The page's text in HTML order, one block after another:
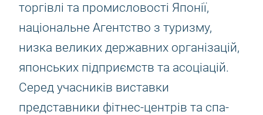
торгівлі та промисловості Японії,
національне Агентство з туризму,
низка великих державних організацій,
японських підприємств та асоціацій.
Серед учасників виставки
представники фітнес-центрів та спа-